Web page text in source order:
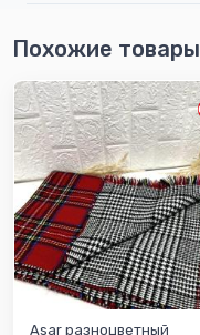
Похожие товары
Asar разноцветный